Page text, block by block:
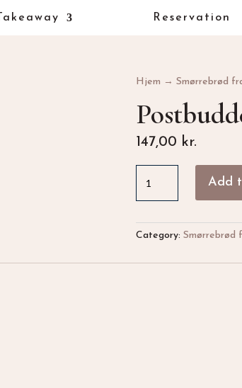
Takeaway Reservation
Hjem → Smørrebrød
147,00 kr.
Postbuddets
Flæskesteg
quantity
Add
Category: Smørrebrød